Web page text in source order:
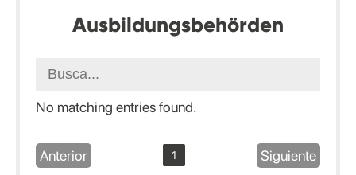
Ausbildungsbehörden
No matching entries found.
Anterior 1 Siguiente